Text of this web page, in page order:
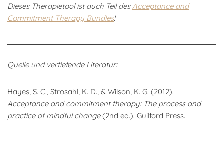
Dieses Therapietool ist auch Teil desAcceptance and
Commitment Therapy Bundles!
Quelle und vertiefende Literatur:
Hayes, S. C., Strosahl, K. D., & Wilson, K. G. (2012).
Acceptance and commitment therapy: The process and
practice of mindful change(2nd ed.). Guilford Press.